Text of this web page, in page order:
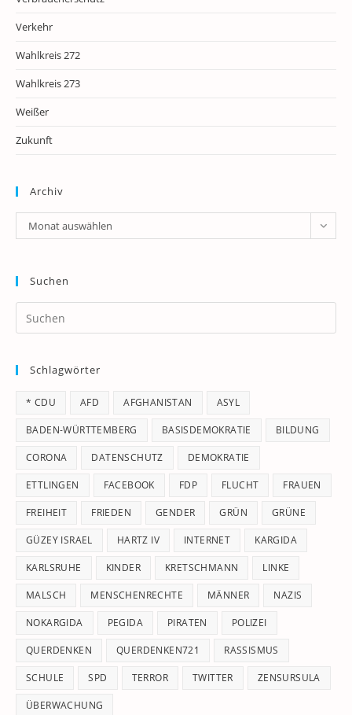
Verkehr
Wahlkreis 272
Wahlkreis 273
Weißer
Zukunft
Archiv
Archiv
Monat auswählen
Suchen
Schlagwörter
* CDU AFD AFGHANISTAN ASYL
BADEN-WÜRTTEMBERG BASISDEMOKRATIE BILDUNG
CORONA DATENSCHUTZ DEMOKRATIE
ETTLINGEN FACEBOOK FDP FLUCHT FRAUEN
FREIHEIT FRIEDEN GENDER GRÜN GRÜNE
GÜZEY ISRAEL HARTZ IV INTERNET KARGIDA
KARLSRUHE KINDER KRETSCHMANN LINKE
MALSCH MENSCHENRECHTE MÄNNER NAZIS
NOKARGIDA PEGIDA PIRATEN POLIZEI
QUERDENKEN QUERDENKEN721 RASSISMUS
SCHULE SPD TERROR TWITTER ZENSURSULA
ÜBERWACHUNG